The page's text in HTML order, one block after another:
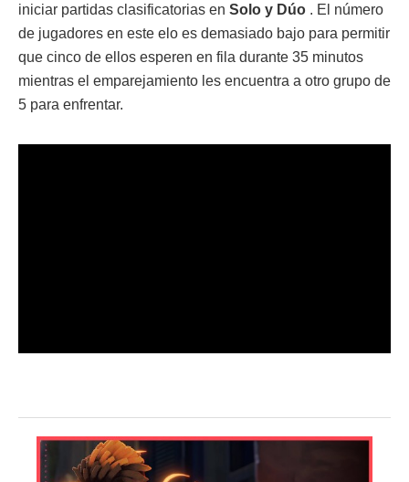
iniciar partidas clasificatorias en Solo y Dúo . El número
de jugadores en este elo es demasiado bajo para permitir
que cinco de ellos esperen en fila durante 35 minutos
mientras el emparejamiento les encuentra a otro grupo de
5 para enfrentar.